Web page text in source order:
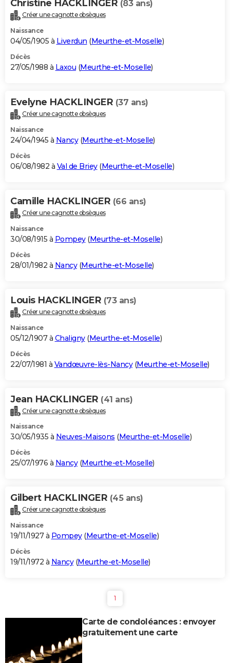
Christine HACKLINGER (83 ans)
Créer une cagnotte obsèques
Naissance
04/05/1905 à Liverdun (Meurthe-et-Moselle)
Décès
27/05/1988 à Laxou (Meurthe-et-Moselle)
Evelyne HACKLINGER (37 ans)
Créer une cagnotte obsèques
Naissance
24/04/1945 à Nancy(Meurthe-et-Moselle)
Décès
06/08/1982 à Val de Briey(Meurthe-et-Moselle)
Camille HACKLINGER (66 ans)
Créer une cagnotte obsèques
Naissance
30/08/1915 à Pompey(Meurthe-et-Moselle)
Décès
28/01/1982 à Nancy(Meurthe-et-Moselle)
Louis HACKLINGER (73 ans)
Créer une cagnotte obsèques
Naissance
05/12/1907 à Chaligny(Meurthe-et-Moselle)
Décès
22/07/1981 à Vandœuvre-lès-Nancy(Meurthe-et-Moselle)
Jean HACKLINGER (41 ans)
Créer une cagnotte obsèques
Naissance
30/05/1935 à Neuves-Maisons (Meurthe-et-Moselle)
Décès
25/07/1976 à Nancy(Meurthe-et-Moselle)
Gilbert HACKLINGER (45 ans)
Créer une cagnotte obsèques
Naissance
19/11/1927 à Pompey(Meurthe-et-Moselle)
Décès
19/11/1972 à Nancy(Meurthe-et-Moselle)
1
Carte de condoléances : envoyer
gratuitement une carte